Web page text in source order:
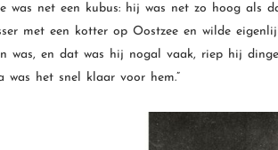
was net een kubus: hij was net zo hoog als
met een kotter op Oostzee en wilde
was, en dat was hij nogal vaak, riep hij
was het snel klaar voor hem.”